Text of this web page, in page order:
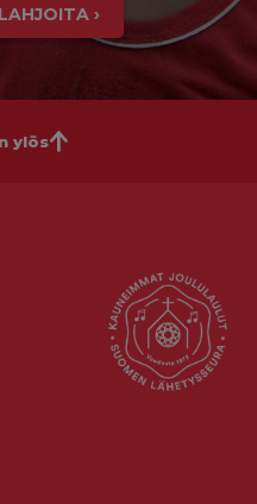
›
ylös